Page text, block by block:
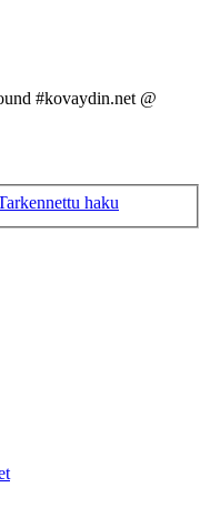
#kovaydin.net @
haku